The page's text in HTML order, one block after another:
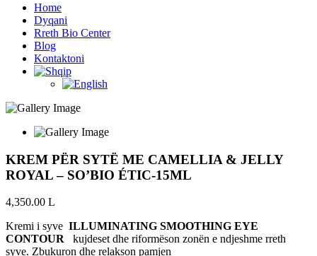
Home
Dyqani
Rreth Bio Center
Blog
Kontaktoni
KREM PËR SYTË ME CAMELLIA & JELLY
ROYAL – SO’BIO ÉTIC-15ML
4,350.00 L
Kremi i syve ILLUMINATING SMOOTHING EYE
CONTOUR
kujdeset dhe riformëson zonën e ndjeshme rreth
syve. Zbukuron dhe relakson pamjen